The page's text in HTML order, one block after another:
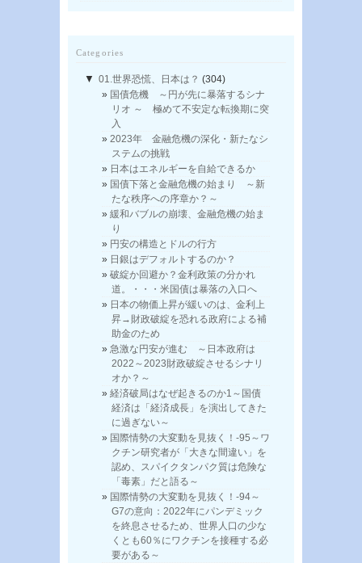
Categories
▼ 01.世界恐慌、日本は？ (304)
国債危機 ～円が先に暴落するシナ
リオ ～ 極めて不安定な転換期に突
入
2023年 金融危機の深化・新たなシ
ステムの挑戦
日本はエネルギーを自給できるか
国債下落と金融危機の始まり ～新
たな秩序への序章か？～
緩和バブルの崩壊、金融危機の始ま
り
円安の構造とドルの行方
日銀はデフォルトするのか？
破綻か回避か？金利政策の分かれ
道。・・・米国債は暴落の入口へ
日本の物価上昇が緩いのは、金利上
昇→財政破綻を恐れる政府による補
助金のため
急激な円安が進む ～日本政府は
2022～2023財政破綻させるシナリ
オか？～
経済破局はなぜ起きるのか1～国債
経済は「経済成長」を演出してきた
に過ぎない～
国際情勢の大変動を見抜く！-95～ワ
クチン研究者が「大きな間違い」を
認め、スパイクタンパク質は危険な
「毒素」だと語る～
国際情勢の大変動を見抜く！-94～
G7の意向：2022年にパンデミック
を終息させるため、世界人口の少な
くとも60％にワクチンを接種する必
要がある～